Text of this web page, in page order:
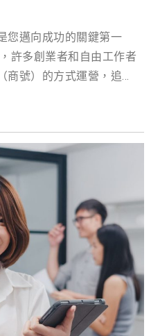
。 這正是專業代辦服務存
能讓您省去至少 3-5 個
件錯誤導致的退件風險。
少才合理？市場行情如
本文將為您帶來 2025
做出最透明、最划算的
調，為您的創業之路提供
用的結構與市場行情 在探
必須先了解整個費用結構
一數字，它通常包含了兩
規費）和代辦服務費
。 1. 政府規費：不可避免
擇自行辦理還是委託代
您邁向成功的關鍵第一
許多創業者和自由工作者
號）的方式運營，追求
的事業開始成長，營收
到個人名義經營帶來的
個人身份與企業化運營
括： 稅務壓力陡增： 台灣
利潤越高，個人綜合所
的最高稅率。這使得您
半必須繳納給國家，嚴重
間。 商業信譽受限： 面
作夥伴時，行號的專業形
爭中處於劣勢，屢屢錯失
擇供應商時，會將「是否
金瓶頸難破： 當需要擴大